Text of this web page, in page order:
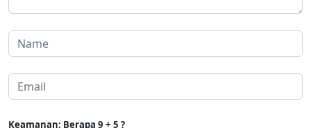
Keamanan: Berapa 9 + 5 ?